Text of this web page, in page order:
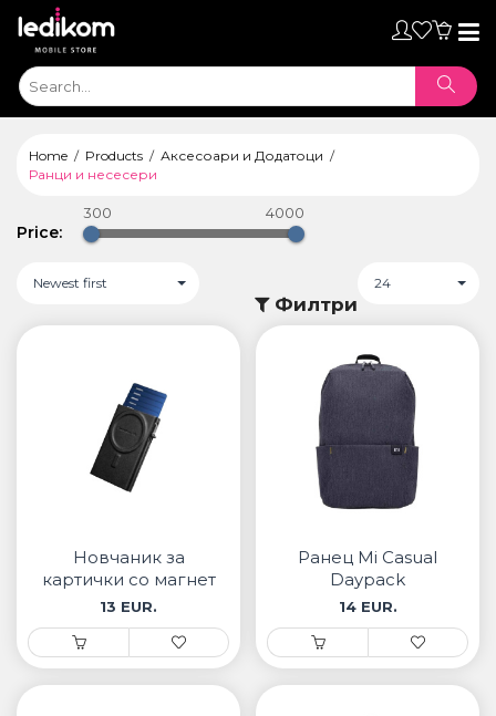
Home Products
Аксесоари и Додатоци
Ранци и несесери
Price:
300 4000
Newest first 24
Филтри
Новчаник за
картички со магнет
ZHUSE Црн
13 EUR.
Ранец Mi Casual
Daypack
14 EUR.
РЕМЕНИ ЗА ЧАСОВНИК
• Apple watch
• Galaxy watch
• Xiaomi